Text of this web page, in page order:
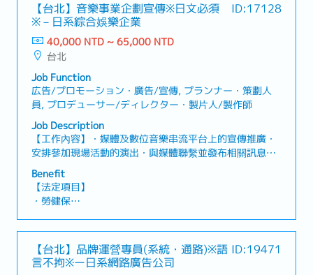
【台北】音樂事業企劃宣傳※日文必須
※－日系綜合娛樂企業
ID:17128
40,000 NTD ~ 65,000 NTD
台北
Job Function
広告/プロモーション・廣告/宣傳, プランナー・策劃人
員, プロデューサー/ディレクター・製片人/製作師
Job Description
【工作內容】・媒體及數位音樂串流平台上的宣傳推廣・
安排參加現場活動的演出・與媒體聯繫並發布相關訊息、
安排媒體採訪・台灣音樂市場的分析與報告・拓展業界或
廠商的合作・日語音樂作品台灣版的製作・其他：企劃與
製作宣傳活動 、KOL相關業務等【魅力】・因為是小而精
實的團隊，所以您可以參與從企劃到執行的全過程，提出
的想法也更容易被採納！
Benefit
【法定項目】
・勞健保
・各種休假（特別休假、婚假、喪假、生理假、產檢假、
陪產假、產假、育嬰假）
・退休金
【台北】品牌運營專員(系統・通路)※語
言不拘※ー日系網路廣告公司
ID:19471